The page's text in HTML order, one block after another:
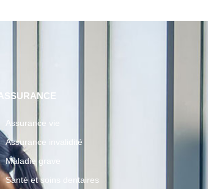
ASSURANCE
Assurance vie
Assurance invalidité
Maladie grave
Santé et soins dentaires